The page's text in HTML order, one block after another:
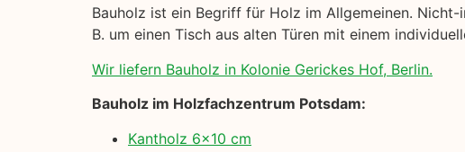
Bauholz ist ein Begriff für Holz im Allgemeinen.
B. um einen Tisch aus alten Türen mit einem
Wir liefern Bauholz in Kolonie Gerickes Hof, Berlin.
Bauholz im Holzfachzentrum Potsdam:
Kantholz 6×10 cm